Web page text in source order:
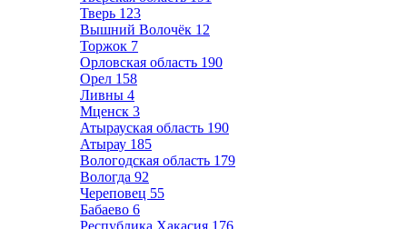
Тверь 123
Вышний Волочёк 12
Торжок 7
Орловская область 190
Орел 158
Ливны 4
Мценск 3
Атырауская область 190
Атырау 185
Вологодская область 179
Вологда 92
Череповец 55
Бабаево 6
Республика Хакасия 176